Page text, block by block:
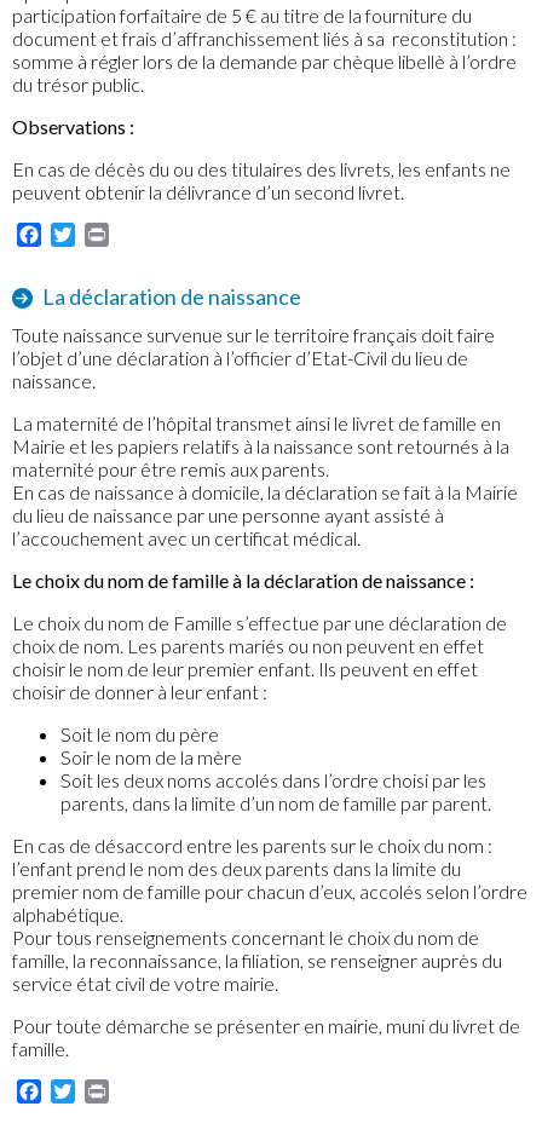
participation forfaitaire de 5 € au titre de la fourniture du
document et frais d’affranchissement liés à sa reconstitution :
somme à régler lors de la demande par chèque libellè à l’ordre
du trésor public.
Observations :
En cas de décès du ou des titulaires des livrets, les enfants ne
peuvent obtenir la délivrance d’un second livret.
Facebook
Twitter
La déclaration de naissance
Toute naissance survenue sur le territoire français doit faire
l’objet d’une déclaration à l’officier d’Etat-Civil du lieu de
naissance.
La maternité de l’hôpital transmet ainsi le livret de famille en
Mairie et les papiers relatifs à la naissance sont retournés à la
maternité pour être remis aux parents.
En cas de naissance à domicile, la déclaration se fait à la Mairie
du lieu de naissance par une personne ayant assisté à
l’accouchement avec un certificat médical.
Le choix du nom de famille à la déclaration de naissance :
Le choix du nom de Famille s’effectue par une déclaration de
choix de nom. Les parents mariés ou non peuvent en effet
choisir le nom de leur premier enfant. Ils peuvent en effet
choisir de donner à leur enfant :
Soit le nom du père
Soir le nom de la mère
Soit les deux noms accolés dans l’ordre choisi par les
parents, dans la limite d’un nom de famille par parent.
En cas de désaccord entre les parents sur le choix du nom :
l’enfant prend le nom des deux parents dans la limite du
premier nom de famille pour chacun d’eux, accolés selon l’ordre
alphabétique.
Pour tous renseignements concernant le choix du nom de
famille, la reconnaissance, la filiation, se renseigner auprès du
service état civil de votre mairie.
Pour toute démarche se présenter en mairie, muni du livret de
famille.
Facebook
Twitter